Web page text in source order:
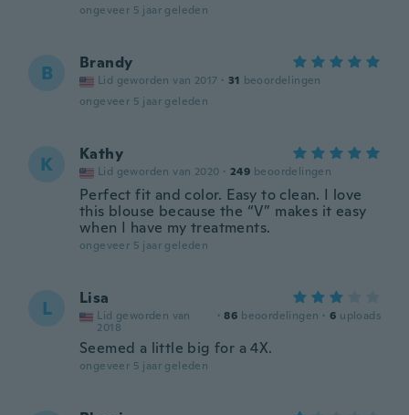
ongeveer 5 jaar geleden
B Brandy
Lid geworden van 2017 · 31 beoordelingen
ongeveer 5 jaar geleden
K Kathy
Lid geworden van 2020 · 249 beoordelingen
Perfect fit and color. Easy to clean. I love
this blouse because the “V” makes it easy
when I have my treatments.
ongeveer 5 jaar geleden
L Lisa
Lid geworden van
2018
· 86 beoordelingen · 6 uploads
Seemed a little big for a 4X.
ongeveer 5 jaar geleden